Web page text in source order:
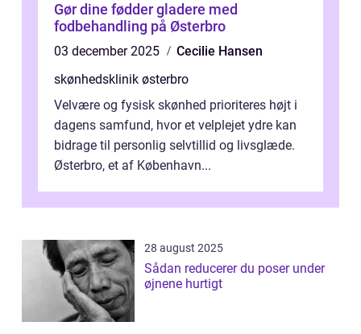
Gør dine fødder gladere med
fodbehandling på Østerbro
03 december 2025
Cecilie Hansen
skønhedsklinik østerbro
Velvære og fysisk skønhed prioriteres højt i
dagens samfund, hvor et velplejet ydre kan
bidrage til personlig selvtillid og livsglæde.
Østerbro, et af København...
28 august 2025
Sådan reducerer du poser under
øjnene hurtigt